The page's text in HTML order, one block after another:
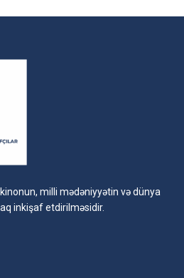
milli mədəniyyətin və dünya
inkişaf etdirilməsidir.